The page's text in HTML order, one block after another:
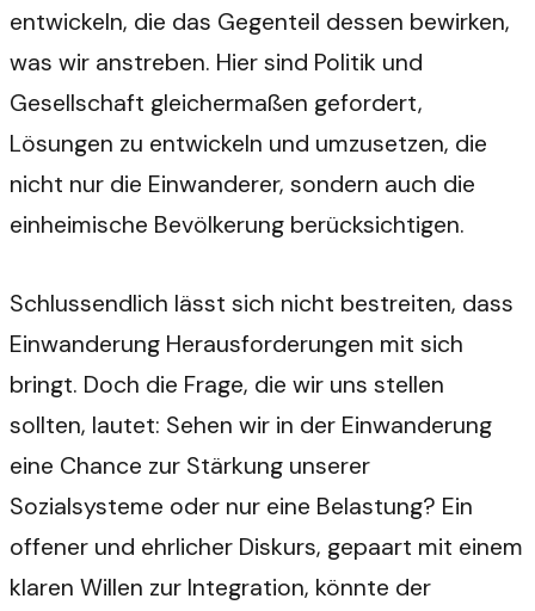
entwickeln, die das Gegenteil dessen bewirken,
was wir anstreben. Hier sind Politik und
Gesellschaft gleichermaßen gefordert,
Lösungen zu entwickeln und umzusetzen, die
nicht nur die Einwanderer, sondern auch die
einheimische Bevölkerung berücksichtigen.
Schlussendlich lässt sich nicht bestreiten, dass
Einwanderung Herausforderungen mit sich
bringt. Doch die Frage, die wir uns stellen
sollten, lautet: Sehen wir in der Einwanderung
eine Chance zur Stärkung unserer
Sozialsysteme oder nur eine Belastung? Ein
offener und ehrlicher Diskurs, gepaart mit einem
klaren Willen zur Integration, könnte der